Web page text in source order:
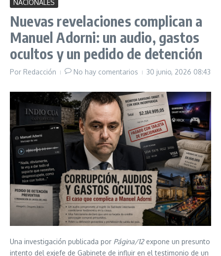
NACIONALES
Nuevas revelaciones complican a
Manuel Adorni: un audio, gastos
ocultos y un pedido de detención
Por Redacción No hay comentarios 30 junio, 2026 08:43
Una investigación publicada por Página/12expone un presunto
intento del exjefe de Gabinete de influir en el testimonio de un